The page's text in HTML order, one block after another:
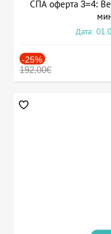
СПА оферта 3=4:
Дата:
-25%
192.00€